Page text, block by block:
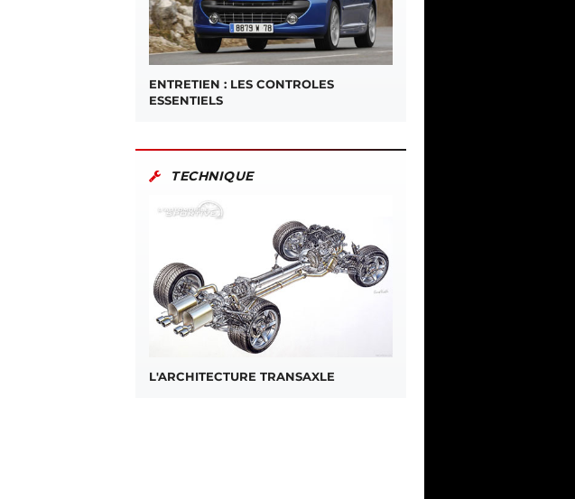
ENTRETIEN : LES CONTROLES
ESSENTIELS
TECHNIQUE
L'ARCHITECTURE TRANSAXLE